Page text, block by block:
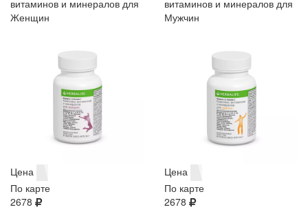
витаминов и минералов для
Женщин
Цена
По карте
2678
витаминов и минералов для
Мужчин
Цена
По карте
2678